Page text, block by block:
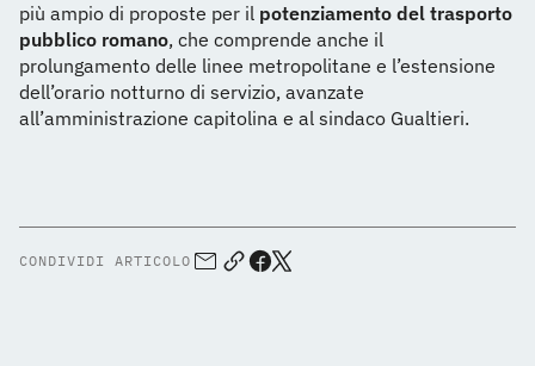
più ampio di proposte per il potenziamento del trasporto
pubblico romano, che comprende anche il
prolungamento delle linee metropolitane e l’estensione
dell’orario notturno di servizio, avanzate
all’amministrazione capitolina e al sindaco Gualtieri.
CONDIVIDI ARTICOLO